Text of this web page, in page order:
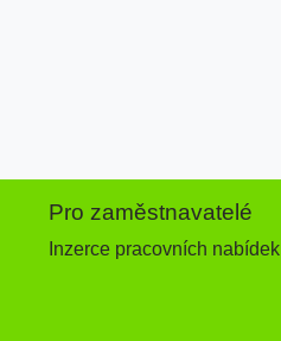
Pro zaměstnavatelé
Inzerce pracovních nabídek